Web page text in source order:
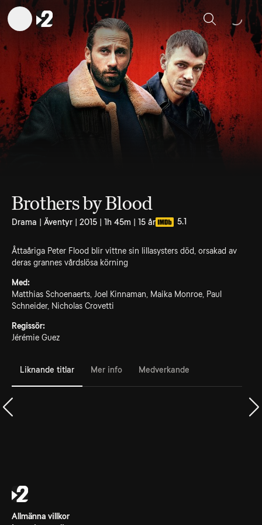
Sök
Brothers by Blood
Drama | Äventyr | 2015 | 1h 45m | 15 år 5.1
Åttaåriga Peter Flood blir vittne sin lillasysters död, orsakad av
deras grannes vårdslösa körning
Med:
Matthias Schoenaerts, Joel Kinnaman, Maika Monroe, Paul
Schneider, Nicholas Crovetti
Regissör:
Jérémie Guez
Liknande titlar Mer info Medverkande
Allmänna villkor